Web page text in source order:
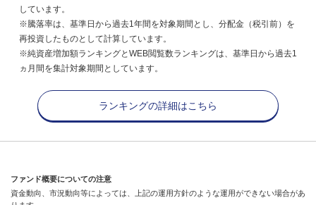
しています。
※騰落率は、基準日から過去1年間を対象期間とし、分配金（税引前）を
再投資したものとして計算しています。
※純資産増加額ランキングとWEB閲覧数ランキングは、基準日から過去1
ヵ月間を集計対象期間としています。
ランキングの詳細はこちら
ファンド概要についての注意
資金動向、市況動向等によっては、上記の運用方針のような運用ができない場合があ